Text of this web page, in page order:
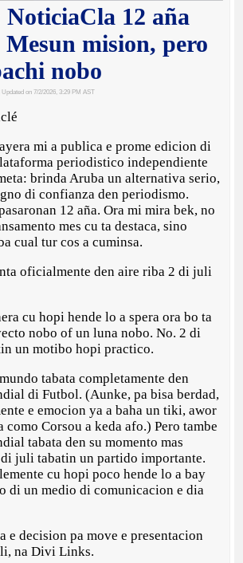
12 aña
Mesun mision, pero
nobo
| Updated on 7/2/2026, 3:29 PM AST
mi a publica e prome edicion di
periodistico independiente
brinda Aruba un alternativa serio,
di confianza den periodismo.
12 aña. Ora mi mira bek, no
mes cu ta destaca, sino
cual tur cos a cuminsa.
oficialmente den aire riba 2 di juli
cu hopi hende lo a spera ora bo ta
nobo of un luna nobo. No. 2 di
un motibo hopi practico.
tabata completamente den
di Futbol. (Aunke, pa bisa berdad,
e emocion ya a baha un tiki, awor
como Corsou a keda afo.) Pero tambe
tabata den su momento mas
juli tabatin un partido importante.
cu hopi poco hende lo a bay
di un medio di comunicacion e dia
e decision pa move e presentacion
na Divi Links.